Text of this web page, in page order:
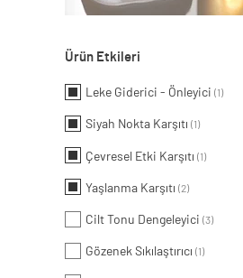
Ürün Etkileri
Leke Giderici - Önleyici (1)
Siyah Nokta Karşıtı (1)
Çevresel Etki Karşıtı (1)
Yaşlanma Karşıtı (2)
Cilt Tonu Dengeleyici (3)
Gözenek Sıkılaştırıcı (1)